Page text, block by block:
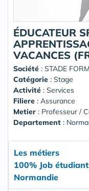
ÉDUCATEUR
VACANCES
Société : STADE
Catégorie : Stage
Activité : Services
Filiere : Assurance
Metier : Professeur /
Departement :
Les métiers
100% Job
Normandie